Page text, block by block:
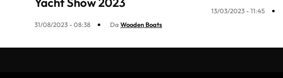
31/08/2023 - 08:38 Da Wooden Boats
13/03/2023 - 11:45